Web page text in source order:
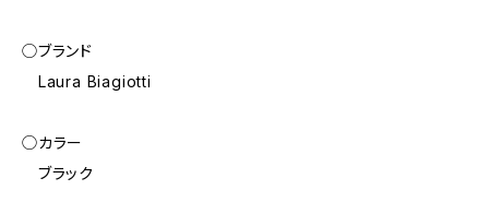
◯ブランド
Laura Biagiotti
◯カラー
ブラック